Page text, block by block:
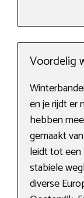
Voordelig
en je rijdt er
hebben
gemaakt
leidt tot een
stabiele
diverse